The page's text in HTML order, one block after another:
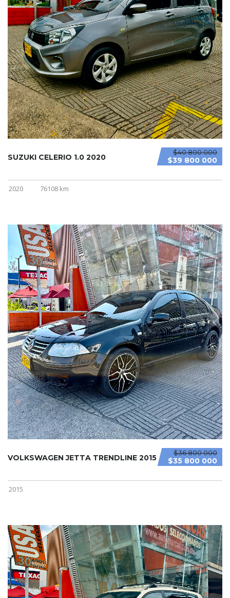
$40 800 000
$39 800 000
SUZUKI CELERIO 1.0 2020
2020 76108 km
$36 800 000
$35 800 000
VOLKSWAGEN JETTA TRENDLINE 2015
2015